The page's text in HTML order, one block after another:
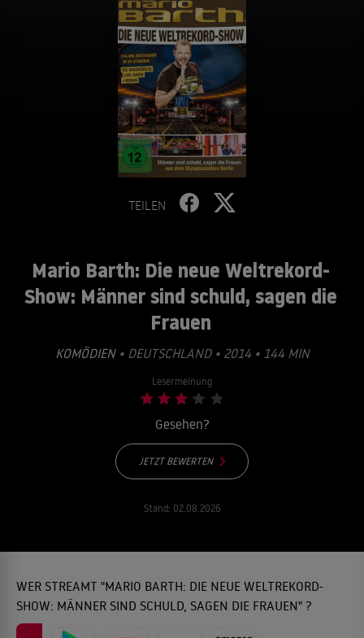
TEILEN
Mario Barth: Die neue Weltrekord-
Show: Männer sind schuld, sagen die
Frauen
KOMÖDIEN• DEUTSCHLAND • 2014 • 144 MIN
Lesermeinung
Gesehen?
JETZT BEWERTEN
Stand: 02.08.2026
WER STREAMT "MARIO BARTH: DIE NEUE WELTREKORD-
SHOW: MÄNNER SIND SCHULD, SAGEN DIE FRAUEN" ?